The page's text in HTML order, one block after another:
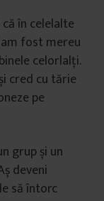
în celelalte
fost mereu
celorlalți.
cred cu tărie
pe
grup și un
deveni
să întorc